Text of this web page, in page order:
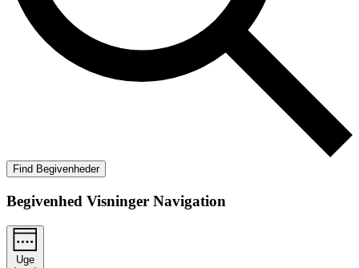
Find Begivenheder
Begivenhed Visninger Navigation
Uge